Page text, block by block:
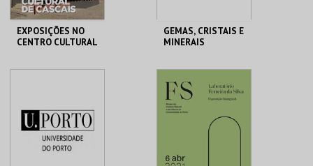
EXPOSIÇÕES NO
CENTRO CULTURAL
MAIS INFO
COMPRAR
GEMAS, CRISTAIS E
MINERAIS
CENTRAL
MAIS INFO